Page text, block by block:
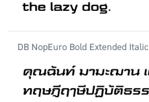
DB NopEuro Bold Extended Italic